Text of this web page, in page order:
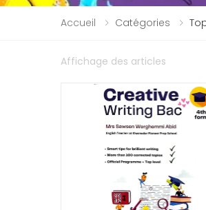
Accueil Catégories
Affichage des articles